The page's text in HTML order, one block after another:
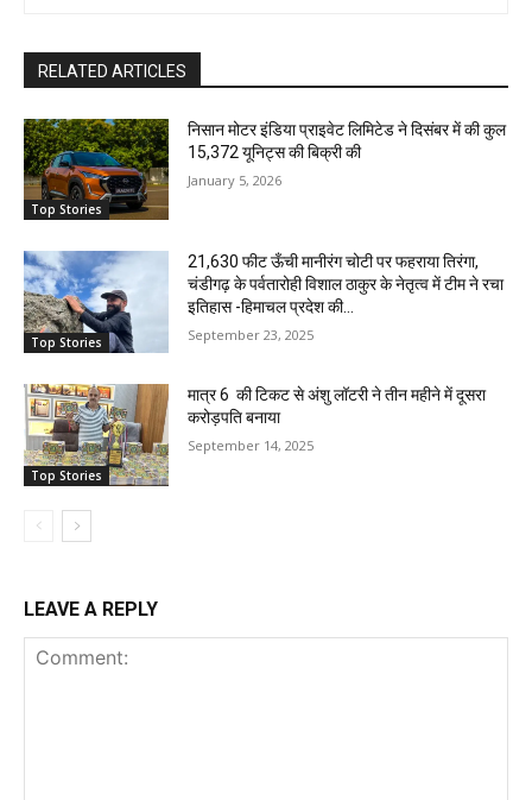
RELATED ARTICLES
Top Stories
निसान मोटर इंडिया प्राइवेट लिमिटेड ने दिसंबर में की कुल
15,372 यूनिट्स की बिक्री की
January 5, 2026
Top Stories
21,630 फीट ऊँची मानीरंग चोटी पर फहराया तिरंगा,
चंडीगढ़ के पर्वतारोही विशाल ठाकुर के नेतृत्व में टीम ने रचा
इतिहास -हिमाचल प्रदेश की...
September 23, 2025
Top Stories
मात्र 6 ₹ की टिकट से अंशु लॉटरी ने तीन महीने में दूसरा
करोड़पति बनाया
September 14, 2025
LEAVE A REPLY